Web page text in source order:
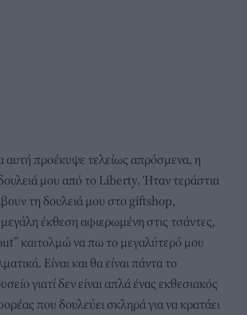
αυτή προέκυψε τελείως απρόσμενα, η
μου από το Liberty. Ήταν τεράστια
τη δουλειά μου στο giftshop,
έκθεση αφιερωμένη στις τσάντες,
καιτολμώ να πω το μεγαλύτερό μου
Είναι και θα είναι πάντα το
γιατί δεν είναι απλά ένας εκθεσιακός
που δουλεύει σκληρά για να κρατάει